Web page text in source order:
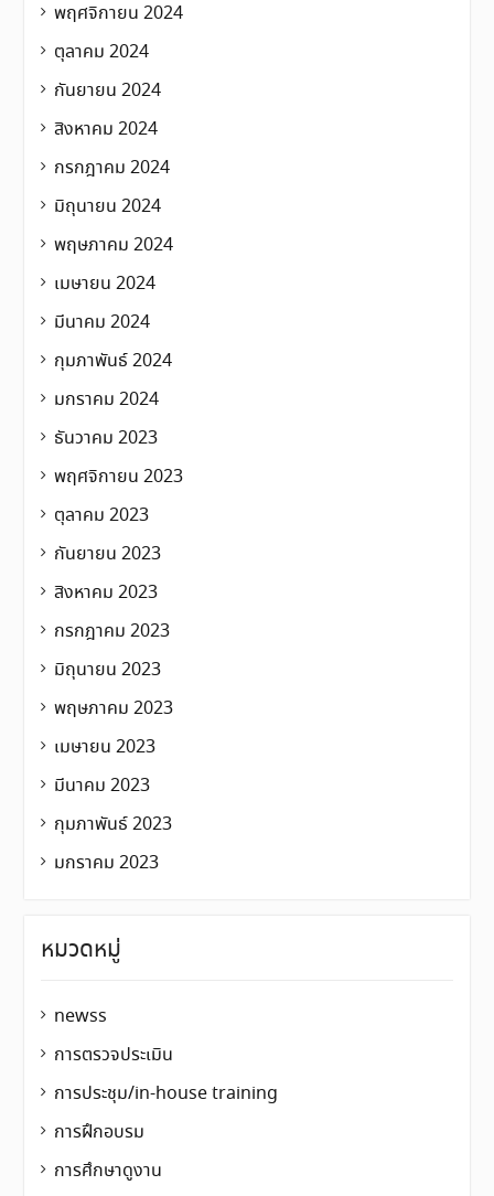
พฤศจิกายน 2024
ตุลาคม 2024
กันยายน 2024
สิงหาคม 2024
กรกฎาคม 2024
มิถุนายน 2024
พฤษภาคม 2024
เมษายน 2024
มีนาคม 2024
กุมภาพันธ์ 2024
มกราคม 2024
ธันวาคม 2023
พฤศจิกายน 2023
ตุลาคม 2023
กันยายน 2023
สิงหาคม 2023
กรกฎาคม 2023
มิถุนายน 2023
พฤษภาคม 2023
เมษายน 2023
มีนาคม 2023
กุมภาพันธ์ 2023
มกราคม 2023
หมวดหมู่
newss
การตรวจประเมิน
การประชุม/in-house training
การฝึกอบรม
การศึกษาดูงาน